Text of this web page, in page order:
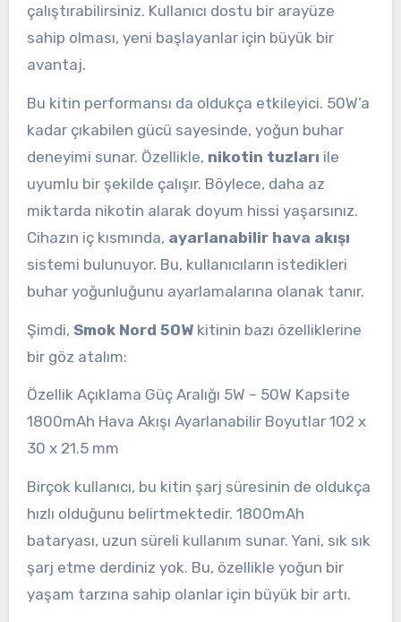
çalıştırabilirsiniz. Kullanıcı dostu bir arayüze
sahip olması, yeni başlayanlar için büyük bir
avantaj.
Bu kitin performansı da oldukça etkileyici. 50W’a
kadar çıkabilen gücü sayesinde, yoğun buhar
deneyimi sunar. Özellikle, nikotin tuzları ile
uyumlu bir şekilde çalışır. Böylece, daha az
miktarda nikotin alarak doyum hissi yaşarsınız.
Cihazın iç kısmında, ayarlanabilir hava akışı
sistemi bulunuyor. Bu, kullanıcıların istedikleri
buhar yoğunluğunu ayarlamalarına olanak tanır.
Şimdi, Smok Nord 50Wkitinin bazı özelliklerine
bir göz atalım:
Özellik Açıklama Güç Aralığı 5W – 50W Kapsite
1800mAh Hava Akışı Ayarlanabilir Boyutlar 102 x
30 x 21.5 mm
Birçok kullanıcı, bu kitin şarj süresinin de oldukça
hızlı olduğunu belirtmektedir. 1800mAh
bataryası, uzun süreli kullanım sunar. Yani, sık sık
şarj etme derdiniz yok. Bu, özellikle yoğun bir
yaşam tarzına sahip olanlar için büyük bir artı.